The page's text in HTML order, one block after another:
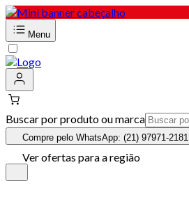
Menu
Buscar por produto ou marca
Compre pelo WhatsApp: (21) 97971-2181
Ver ofertas para a região